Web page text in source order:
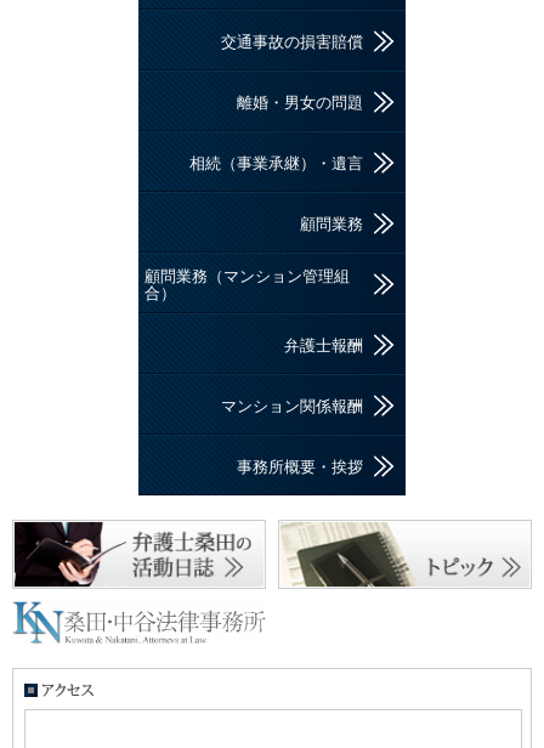
交通事故の損害賠償
離婚・男女の問題
相続（事業承継）・遺言
顧問業務
顧問業務（マンション管理組
合）
弁護士報酬
マンション関係報酬
事務所概要・挨拶